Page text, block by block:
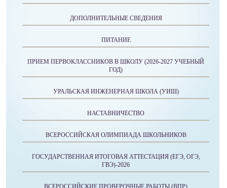
ДОПОЛНИТЕЛЬНЫЕ СВЕДЕНИЯ
ПИТАНИЕ
ПРИЕМ ПЕРВОКЛАССНИКОВ В ШКОЛУ (2026-2027 УЧЕБНЫЙ
ГОД)
УРАЛЬСКАЯ ИНЖЕНЕРНАЯ ШКОЛА (УИШ)
НАСТАВНИЧЕСТВО
ВСЕРОССИЙСКАЯ ОЛИМПИАДА ШКОЛЬНИКОВ
ГОСУДАРСТВЕННАЯ ИТОГОВАЯ АТТЕСТАЦИЯ (ЕГЭ, ОГЭ,
ГВЭ)-2026
ВСЕРОССИЙСКИЕ ПРОВЕРОЧНЫЕ РАБОТЫ (ВПР)